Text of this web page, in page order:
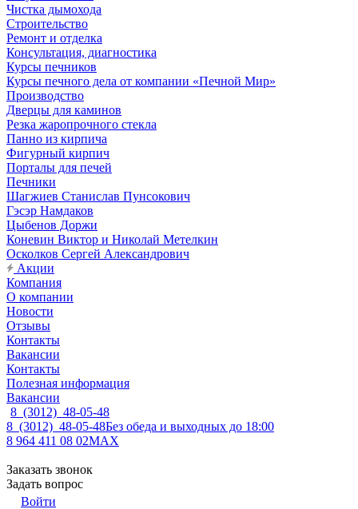
Чистка дымохода
Строительство
Ремонт и отделка
Консультация, диагностика
Курсы печников
Курсы печного дела от компании «Печной Мир»
Производство
Дверцы для каминов
Резка жаропрочного стекла
Панно из кирпича
Фигурный кирпич
Порталы для печей
Печники
Шагжиев Станислав Пунсокович
Гэсэр Намдаков
Цыбенов Доржи
Коневин Виктор и Николай Метелкин
Осколков Сергей Александрович
Акции
Компания
О компании
Новости
Отзывы
Контакты
Вакансии
Контакты
Полезная информация
Вакансии
8 (3012) 48-05-48
8 (3012) 48-05-48Без обеда и выходных до 18:00
8 964 411 08 02MAX
Заказать звонок
Задать вопрос
Войти